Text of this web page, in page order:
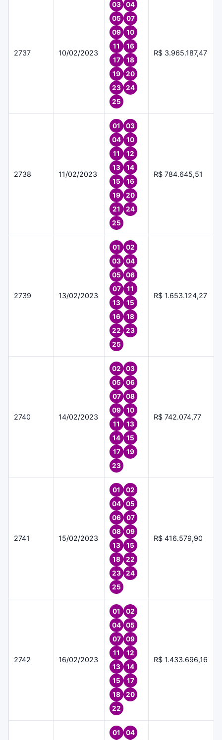
2737 10/02/2023
03
04
05
07
09
10
11
16
17
18
19
20
23
24
25
R$ 3.965.187,47
2738 11/02/2023
01
03
04
10
11
12
13
14
15
16
19
20
21
24
25
R$ 784.645,51
2739 13/02/2023
01
02
03
04
05
06
07
11
13
15
16
18
22
23
25
R$ 1.653.124,27
2740 14/02/2023
02
03
05
06
07
08
09
10
11
13
14
15
17
19
23
R$ 742.074,77
2741 15/02/2023
01
02
04
05
06
07
08
09
13
15
18
22
23
24
25
R$ 416.579,90
2742 16/02/2023
01
02
04
05
07
09
11
12
13
14
15
17
18
20
22
R$ 1.433.696,16
01 04